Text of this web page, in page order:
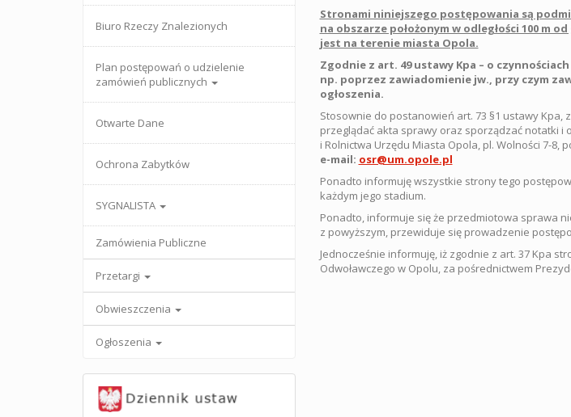
Biuro Rzeczy Znalezionych
Plan postępowań o udzielenie
zamówień publicznych
Otwarte Dane
Ochrona Zabytków
SYGNALISTA
Zamówienia Publiczne
Przetargi
Obwieszczenia
Ogłoszenia
Stronami niniejszego postępowania są
na obszarze położonym w odległości 100
jest na terenie miasta Opola.
Zgodnie z art. 49 ustawy Kpa – o
np. poprzez zawiadomienie jw., przy czym
ogłoszenia.
Stosownie do postanowień art. 73 §1 ustawy
przeglądać akta sprawy oraz sporządzać notatki i
i Rolnictwa Urzędu Miasta Opola, pl. Wolności 7-8,
e-mail: osr@um.opole.pl
Ponadto informuję wszystkie strony tego
każdym jego stadium.
Ponadto, informuje się że przedmiotowa sprawa
z powyższym, przewiduje się prowadzenie
Jednocześnie informuję, iż zgodnie z art. 37 Kpa
Odwoławczego w Opolu, za pośrednictwem